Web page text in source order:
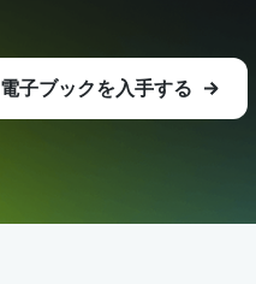
電子ブックを入手する